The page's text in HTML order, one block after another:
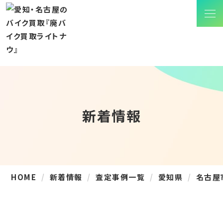
新着情報
HOME 新着情報 査定事例一覧 愛知県 名古屋